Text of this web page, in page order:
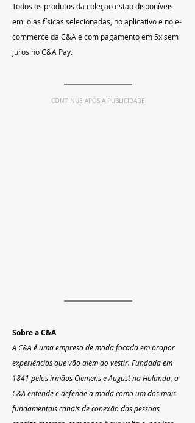
Todos os produtos da coleção estão disponíveis
em lojas físicas selecionadas, no aplicativo e no e-
commerce da C&A e com pagamento em 5x sem
juros no C&A Pay.
CONTINUE APÓS A PUBLICIDADE
Sobre a C&A
A C&A é uma empresa de moda focada em propor
experiências que vão além do vestir. Fundada em
1841 pelos irmãos Clemens e August na Holanda, a
C&A entende e defende a moda como um dos mais
fundamentais canais de conexão das pessoas